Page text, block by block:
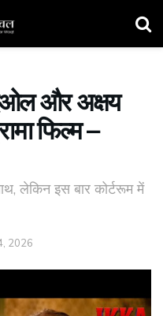
और अक्षय
फिल्म –
लेकिन इस बार कोर्टरूम में
2026